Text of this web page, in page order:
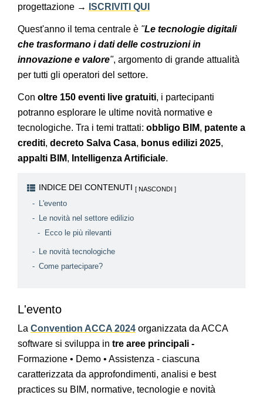
progettazione →
ISCRIVITI QUI
Quest'anno il tema centrale è "Le tecnologie digitali
che trasformano i dati delle costruzioni in
innovazione e valore", argomento di grande attualità
per tutti gli operatori del settore.
Con oltre 150 eventi live gratuiti, i partecipanti
potranno esplorare le ultime novità normative e
tecnologiche. Tra i temi trattati: obbligo BIM, patente a
crediti, decreto Salva Casa, bonus edilizi 2025,
appalti BIM, Intelligenza Artificiale.
INDICE DEI CONTENUTI
L'evento
Le novità nel settore edilizio
Ecco le più rilevanti
Le novità tecnologiche
Come partecipare?
L'evento
La Convention ACCA 2024 organizzata da ACCA
software si sviluppa in tre aree principali -
Formazione • Demo • Assistenza - ciascuna
caratterizzata da approfondimenti, analisi e best
practices su BIM, normative, tecnologie e novità